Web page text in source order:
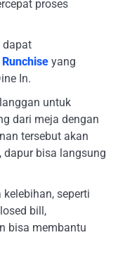
proses
dapat
Runchise yang
In.
untuk
dari meja dengan
tersebut akan
dapur bisa langsung
seperti
bill,
bisa membantu